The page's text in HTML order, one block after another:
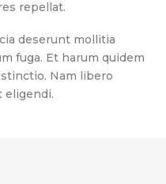
repellat.
deserunt mollitia
fuga. Et harum quidem
Nam libero
eligendi.